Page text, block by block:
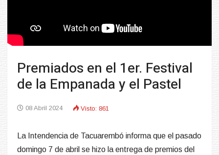
Premiados en el 1er. Festival
de la Empanada y el Pastel
08 Abril 2024 Visto: 861
La Intendencia de Tacuarembó informa que el pasado
domingo 7 de abril se hizo la entrega de premios del